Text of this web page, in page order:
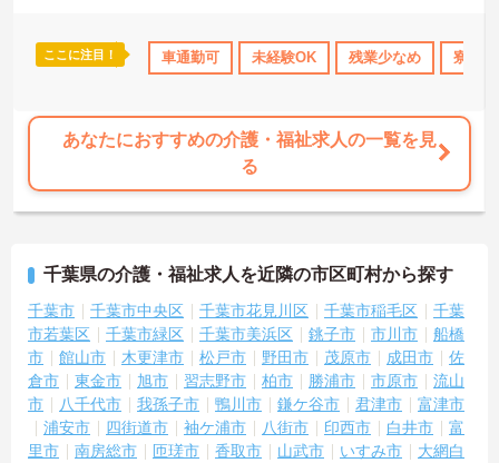
ブランクOK 資格取得サポート ボーナス・賞与あり
ここに注目！ 車通勤可 未経験OK 残業少なめ 寮・
あなたにおすすめの介護・福祉求人の一覧を見
る
千葉県の介護・福祉求人を近隣の市区町村から探す
千葉市 千葉市中央区 千葉市花見川区 千葉市稲毛区
千葉
市若葉区
千葉市緑区 千葉市美浜区 銚子市 市川市
船橋
市
館山市 木更津市 松戸市 野田市 茂原市 成田市
佐
倉市
東金市 旭市 習志野市 柏市 勝浦市 市原市
流山
市
八千代市 我孫子市 鴨川市 鎌ケ谷市 君津市
富津市
浦安市
四街道市 袖ケ浦市 八街市 印西市 白井市
富
里市
南房総市 匝瑳市 香取市 山武市 いすみ市
大網白